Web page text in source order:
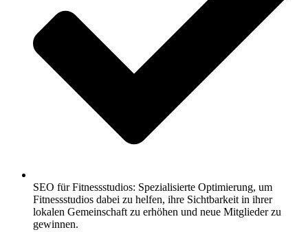
SEO für Fitnessstudios: Spezialisierte Optimierung, um
Fitnessstudios dabei zu helfen, ihre Sichtbarkeit in ihrer
lokalen Gemeinschaft zu erhöhen und neue Mitglieder zu
gewinnen.